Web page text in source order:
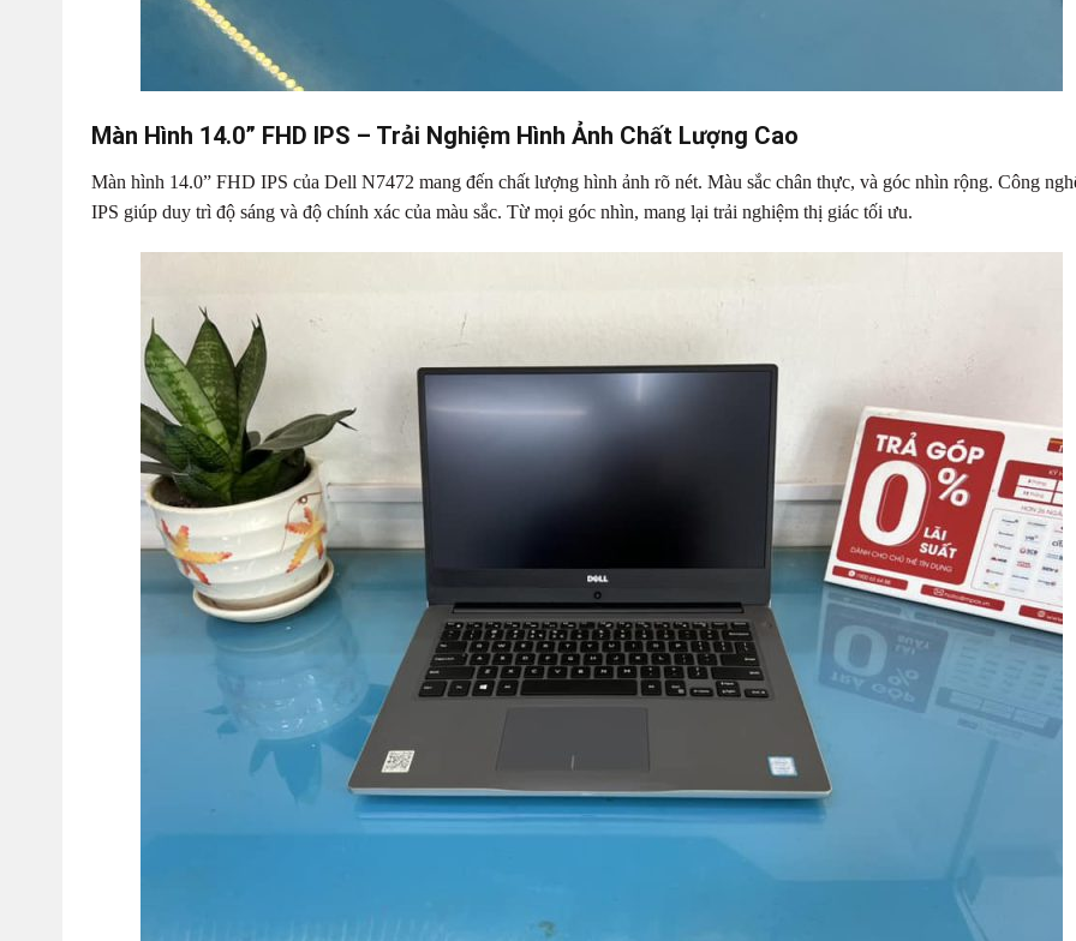
Màn Hình 14.0” FHD IPS – Trải Nghiệm Hình Ảnh Chất Lượng Cao
Màn hình 14.0” FHD IPS của Dell N7472 mang đến chất lượng hình ảnh rõ nét. Màu sắc chân thực, và góc nhìn rộng. Công
IPS giúp duy trì độ sáng và độ chính xác của màu sắc. Từ mọi góc nhìn, mang lại trải nghiệm thị giác tối ưu.